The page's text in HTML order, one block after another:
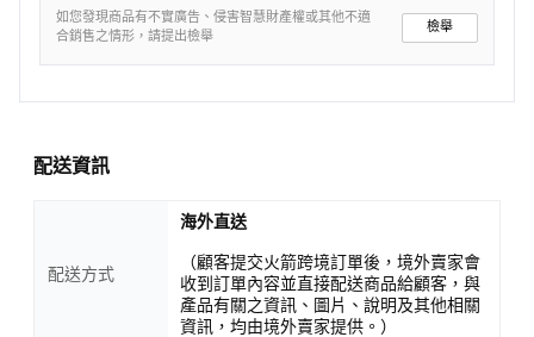
如您發現商品有不實廣告、侵害智慧財產權或其他不適
合銷售之情形，請提出檢舉
檢舉
配送資訊
配送方式
海外直送
（顧客提交火箭跨境訂單後，境外賣家會
收到訂單內容並直接配送商品給顧客，與
產品有關之資訊、圖片、說明及其他相關
資訊，均由境外賣家提供。）